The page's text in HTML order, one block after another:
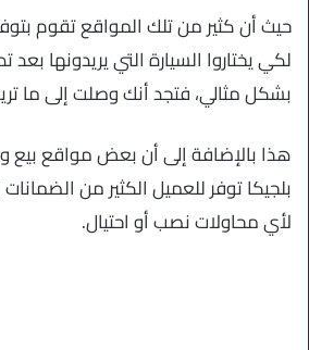
حيث أن كثير من تلك المواقع تقوم
لكي يختاروا السيارة التي يريدونها
بشكل مثالي، فتجد أنك وصلت إلى ما
هذا بالإضافة إلى أن بعض مواقع بيع
بلجيكا توفر للعميل الكثير من
لأي محاولات نصب أو احتيال.